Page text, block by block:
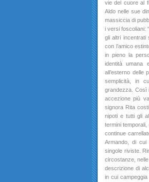
vie del cuore al
Aldo nelle sue
massiccia di
i versi foscoliani:
gli altri incentrati
con l’amico
in pieno la
identità umana
all’esterno delle
semplicità, in
grandezza. Così
accezione più
signora Rita
nipoti e tutti gli
termini
continue
Armando, di cui
singole riviste.
circostanze,
descrizione di
in cui